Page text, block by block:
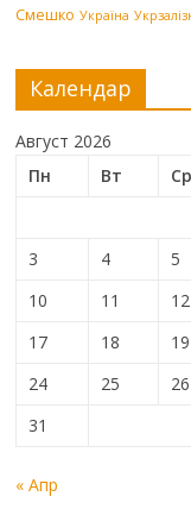
Смешко Україна
Календар
Август 2026
Пн
Вт Ср
3
4 5
10
11 12
17
18 19
24
25 26
31
« Апр